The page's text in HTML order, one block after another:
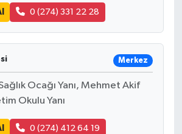
0 (274) 331 22 28
Merkez
Ocağı Yanı, Mehmet Akif
Okulu Yanı
0 (274) 412 64 19